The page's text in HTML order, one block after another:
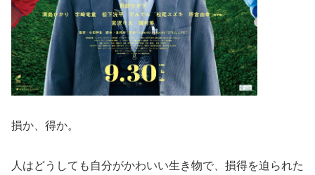
損か、得か。
人はどうしても自分がかわいい生き物で、損得を迫られた